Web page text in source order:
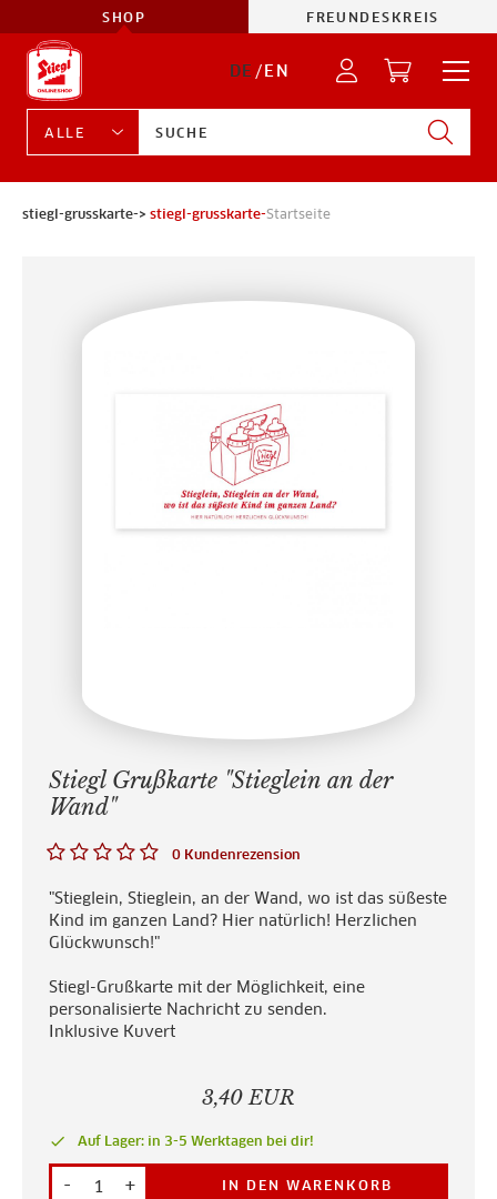
SHOP FREUNDESKREIS
DE/EN
stiegl-grusskarte-> stiegl-grusskarte-Startseite
Stiegl Grußkarte "Stieglein an der
Wand"
0 Kundenrezension
"Stieglein, Stieglein, an der Wand, wo ist das süßeste
Kind im ganzen Land? Hier natürlich! Herzlichen
Glückwunsch!"
Stiegl-Grußkarte mit der Möglichkeit, eine
personalisierte Nachricht zu senden.
Inklusive Kuvert
3,40 EUR
done Auf Lager: in 3-5 Werktagen bei dir!
- + IN DEN WARENKORB